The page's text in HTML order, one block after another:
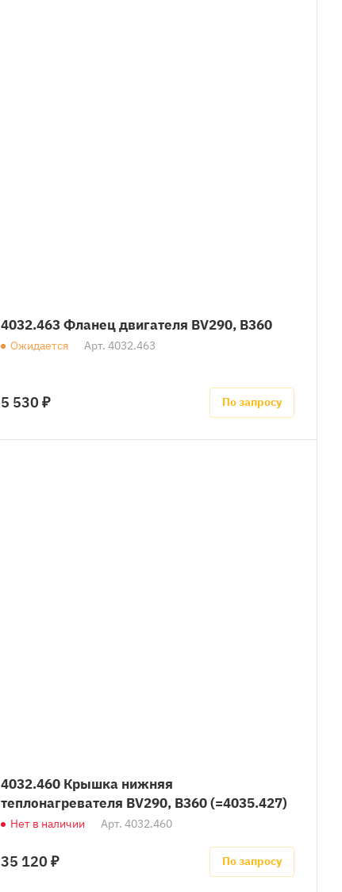
4032.463 Фланец двигателя BV290, B360
Ожидается Арт.4032.463
5 530 ₽ По запросу
4032.460 Крышка нижняя
теплонагревателя BV290, B360 (=4035.427)
Нет в наличии Арт.4032.460
35 120 ₽ По запросу